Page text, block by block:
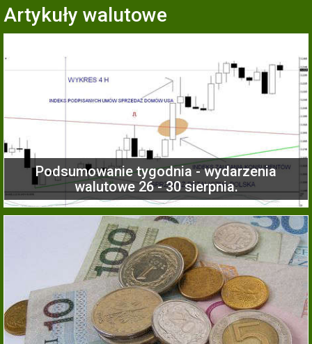
Artykuły walutowe
Podsumowanie tygodnia - wydarzenia
walutowe 26 - 30 sierpnia.